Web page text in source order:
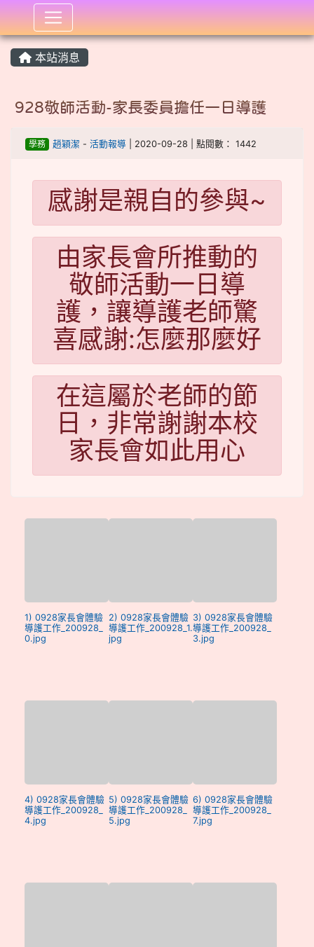
:::
本站消息
928敬師活動-家長委員擔任一日導護
學務 趙穎潔 - 活動報導| 2020-09-28 | 點閱數： 1442
感謝是親自的參與~
由家長會所推動的
敬師活動一日導
護，讓導護老師驚
喜感謝:怎麼那麼好
在這屬於老師的節
日，非常謝謝本校
家長會如此用心
1) 0928家長會體驗
導護工作_200928_
0.jpg
2) 0928家長會體驗
導護工作_200928_1.
jpg
3) 0928家長會體驗
導護工作_200928_
3.jpg
4) 0928家長會體驗
導護工作_200928_
4.jpg
5) 0928家長會體驗
導護工作_200928_
5.jpg
6) 0928家長會體驗
導護工作_200928_
7.jpg